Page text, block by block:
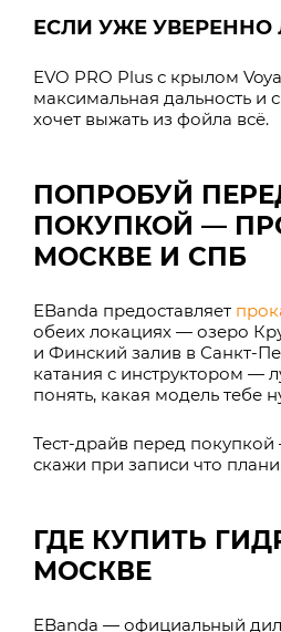
ЕСЛИ УЖЕ УВЕРЕННО
EVO PRO Plus с крылом
максимальная дальность и
хочет выжать из фойла всё.
ПОПРОБУЙ
ПОКУПКОЙ —
МОСКВЕ И СПБ
EBanda предоставляет
обеих локациях — озеро
и Финский залив в Санкт-
катания с инструктором —
понять, какая модель тебе
Тест-драйв перед
скажи при записи что
ГДЕ КУПИТЬ
МОСКВЕ
EBanda — официальный